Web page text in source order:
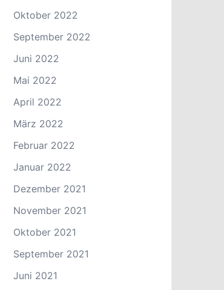
Oktober 2022
September 2022
Juni 2022
Mai 2022
April 2022
März 2022
Februar 2022
Januar 2022
Dezember 2021
November 2021
Oktober 2021
September 2021
Juni 2021